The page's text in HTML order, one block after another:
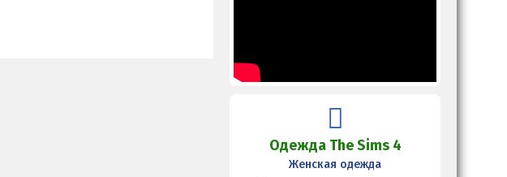
Одежда The Sims 4
Женская одежда